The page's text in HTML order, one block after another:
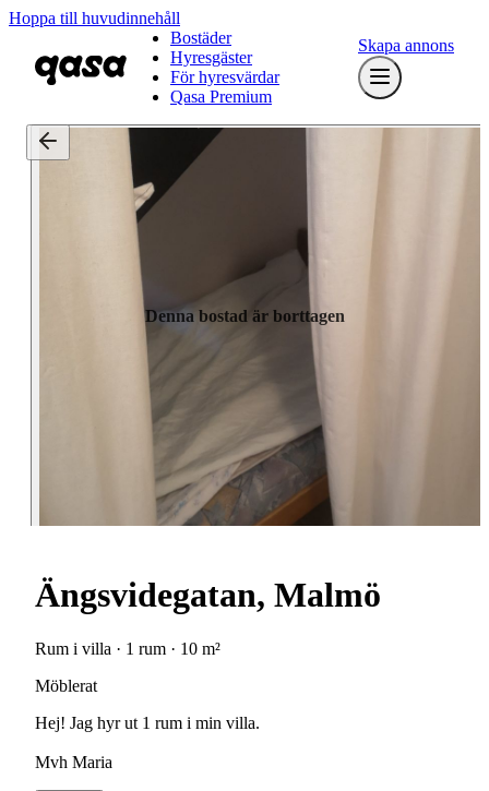
Hoppa till huvudinnehåll
Bostäder
Hyresgäster
För hyresvärdar
Qasa Premium
Skapa annons
Denna bostad är borttagen
Ängsvidegatan, Malmö
Rum i villa · 1 rum · 10 m²
Möblerat
Hej! Jag hyr ut 1 rum i min villa.
Mvh Maria